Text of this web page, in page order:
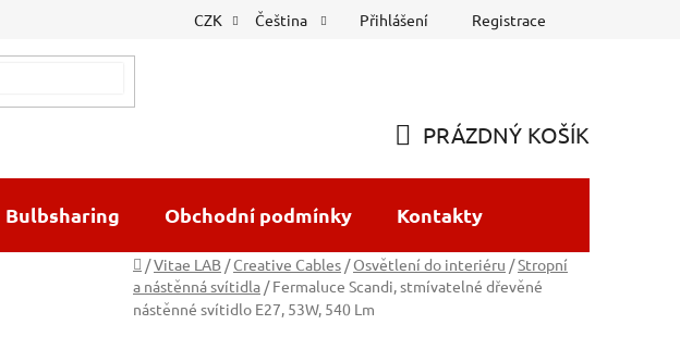
CZK Čeština Přihlášení Registrace
KOŠÍK
PRÁZDNÝ KOŠÍK
Bulbsharing Obchodní podmínky Kontakty
Domů
/Vitae LAB / Creative Cables / Osvětlení do interiéru /Stropní
a nástěnná svítidla / Fermaluce Scandi, stmívatelné dřevěné
nástěnné svítidlo E27, 53W, 540 Lm